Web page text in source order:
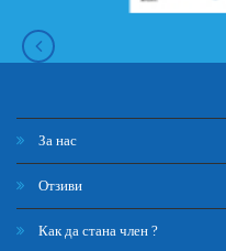
За нас
Отзиви
Как да стана член ?